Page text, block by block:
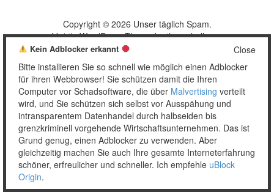
Copyright © 2026 Unser täglich Spam.
MobileWordPress Theme by themehall.com
Close
Kein Adblocker erkannt
Bitte installieren Sie so schnell wie möglich einen Adblocker
für ihren Webbrowser! Sie schützen damit die Ihren
Computer vor Schadsoftware, die über Malvertising verteilt
wird, und Sie schützen sich selbst vor Ausspähung und
intransparentem Datenhandel durch halbseiden bis
grenzkriminell vorgehende Wirtschaftsunternehmen. Das ist
Grund genug, einen Adblocker zu verwenden. Aber
gleichzeitig machen Sie auch Ihre gesamte Interneterfahrung
schöner, erfreulicher und schneller. Ich empfehle uBlock
Origin.